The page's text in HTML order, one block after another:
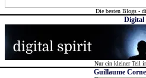
Die besten Blogs -
Digital
Nur ein kleiner Teil
Guillaume